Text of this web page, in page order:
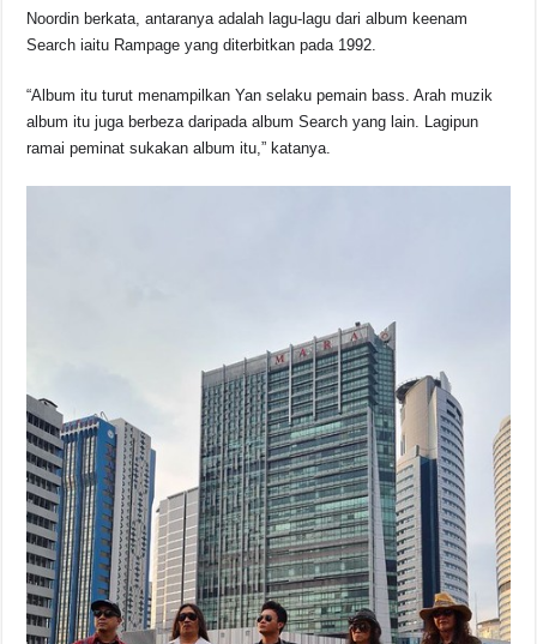
Noordin berkata, antaranya adalah lagu-lagu dari album keenam
Search iaitu Rampage yang diterbitkan pada 1992.
“Album itu turut menampilkan Yan selaku pemain bass. Arah muzik
album itu juga berbeza daripada album Search yang lain. Lagipun
ramai peminat sukakan album itu,” katanya.